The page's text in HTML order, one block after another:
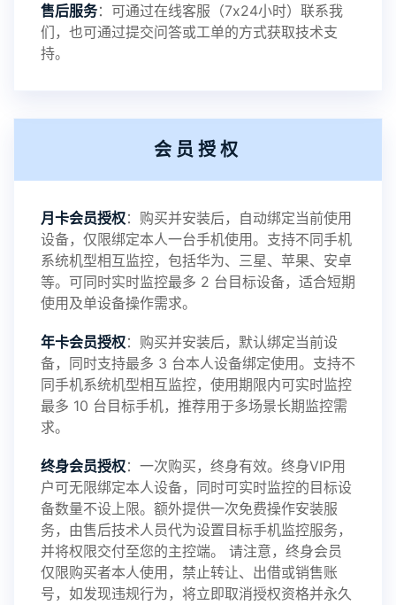
提示1：为避免异常风险情况，传输对方手机数据文
件至本地请先切换代理网络
鲸监控存在的问题与所需的更多功能，华鲸手机监
控将持续为您创造更优秀的监控APP
2025-01-13 V3.7
2024-10-08 V3.6
2024-03-16 V3.5
售后服务：可通过在线客服（7x24小时）联系我
们，也可通过提交问答或工单的方式获取技术支
持。
会员授权
月卡会员授权：购买并安装后，自动绑定当前使用
设备，仅限绑定本人一台手机使用。支持不同手机
系统机型相互监控，包括华为、三星、苹果、安卓
等。可同时实时监控最多 2 台目标设备，适合短期
使用及单设备操作需求。
年卡会员授权：购买并安装后，默认绑定当前设
备，同时支持最多 3 台本人设备绑定使用。支持不
同手机系统机型相互监控，使用期限内可实时监控
最多 10 台目标手机，推荐用于多场景长期监控需
求。
终身会员授权：一次购买，终身有效。终身VIP用
户可无限绑定本人设备，同时可实时监控的目标设
备数量不设上限。额外提供一次免费操作安装服
务，由售后技术人员代为设置目标手机监控服务，
并将权限交付至您的主控端。 请注意，终身会员
仅限购买者本人使用，禁止转让、出借或销售账
号，如发现违规行为，将立即取消授权资格并永久